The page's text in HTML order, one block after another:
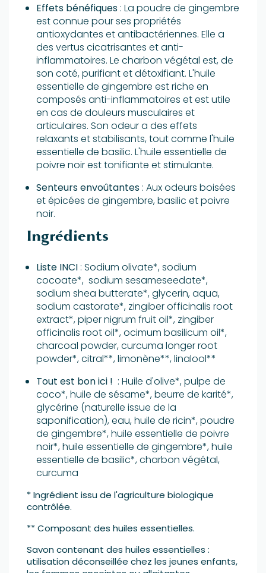
Effets bénéfiques : La poudre de gingembre
est connue pour ses propriétés
antioxydantes et antibactériennes. Elle a
des vertus cicatrisantes et anti-
inflammatoires. Le charbon végétal est, de
son coté, purifiant et détoxifiant. L'huile
essentielle de gingembre est riche en
composés anti-inflammatoires et est utile
en cas de douleurs musculaires et
articulaires. Son odeur a des effets
relaxants et stabilisants, tout comme l'huile
essentielle de basilic. L'huile essentielle de
poivre noir est tonifiante et stimulante.
Senteurs envoûtantes : Aux odeurs boisées
et épicées de gingembre, basilic et poivre
noir.
Ingrédients
Liste INCI : Sodium olivate*, sodium
cocoate*, sodium sesameseedate*,
sodium shea butterate*, glycerin, aqua,
sodium castorate*, zingiber officinalis root
extract*, piper nigrum fruit oil*, zingiber
officinalis root oil*, ocimum basilicum oil*,
charcoal powder, curcuma longer root
powder*, citral**, limonène**, linalool**
Tout est bon ici ! : Huile d'olive*, pulpe de
coco*, huile de sésame*, beurre de karité*,
glycérine (naturelle issue de la
saponification), eau, huile de ricin*, poudre
de gingembre*, huile essentielle de poivre
noir*, huile essentielle de gingembre*, huile
essentielle de basilic*, charbon végétal,
curcuma
* Ingrédient issu de l'agriculture biologique
contrôlée.
** Composant des huiles essentielles.
Savon contenant des huiles essentielles :
utilisation déconseillée chez les jeunes enfants,